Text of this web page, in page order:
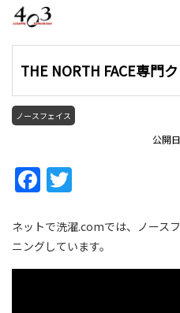
THE NORTH FACE専門
ノースフェイス
公開
Facebook
ネットで洗濯.comでは、ノース
ニングしています。